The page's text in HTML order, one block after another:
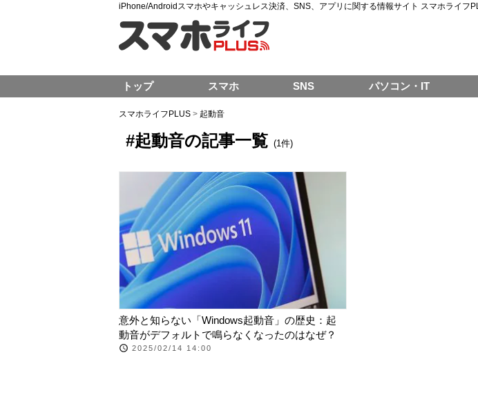
iPhone/Androidスマホやキャッシュレス決済、SNS、アプリに関する情報サイト スマホライフ
スマホライフPLUS > 起動音
#起動音の記事一覧 (1件)
意外と知らない「Windows起動音」の歴史：起
動音がデフォルトで鳴らなくなったのはなぜ？
2025/02/14 14:00
トップ スマホ SNS パソコン・IT